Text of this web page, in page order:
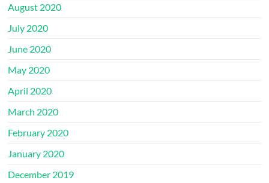
August 2020
July 2020
June 2020
May 2020
April 2020
March 2020
February 2020
January 2020
December 2019